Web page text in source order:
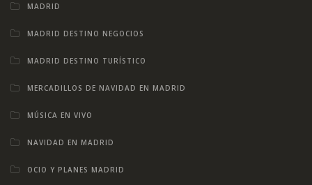
MADRID
MADRID DESTINO NEGOCIOS
MADRID DESTINO TURÍSTICO
MERCADILLOS DE NAVIDAD EN MADRID
MÚSICA EN VIVO
NAVIDAD EN MADRID
OCIO Y PLANES MADRID